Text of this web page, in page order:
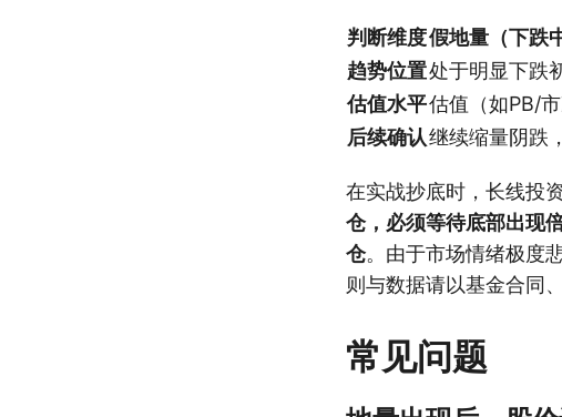
判断维度假地量（下跌
趋势位置处于明显下跌
估值水平估值（如PB/
后续确认继续缩量阴跌
在实战抄底时，长线投
仓，必须等待底部出现
仓。由于市场情绪极度
则与数据请以基金合同
常见问题